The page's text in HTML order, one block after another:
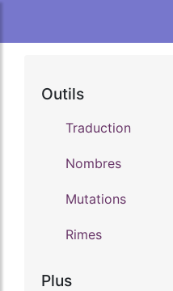
Outils
Traduction
Nombres
Mutations
Rimes
Plus